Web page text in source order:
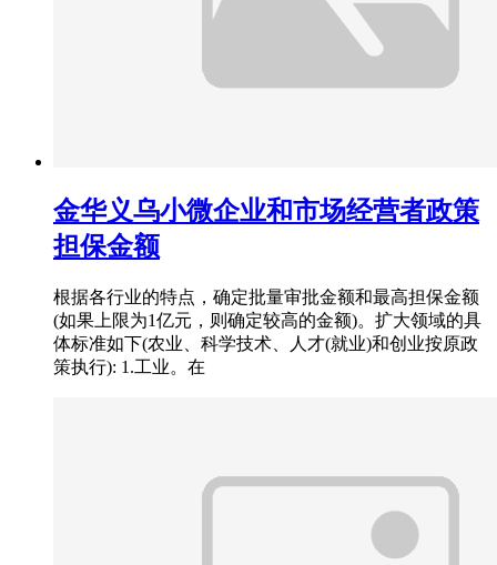
金华义乌小微企业和市场经营者政策
担保金额
根据各行业的特点，确定批量审批金额和最高担保金额
(如果上限为1亿元，则确定较高的金额)。扩大领域的具
体标准如下(农业、科学技术、人才(就业)和创业按原政
策执行): 1.工业。在